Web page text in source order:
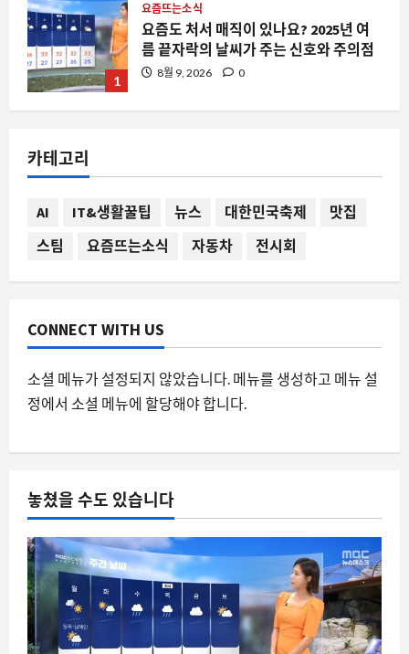
1
요즘뜨는소식
요즘도 처서 매직이 있나요? 2025년 여
름 끝자락의 날씨가 주는 신호와 주의점
8월 9, 2026 0
스팀
보 인식의 혼란
여름철 편의점 생수 공짜 이벤트, 왜 매일
오후 2시가 핫한가
5
스팀 커뮤니티의 ‘그로리어스’ 열풍과 디
지털 문화의 새로운 흐름
8월 9, 2026
카테고리
AI IT&생활꿀팁 뉴스 대한민국축제
맛집
스팀
요즘뜨는소식 자동차 전시회
CONNECT WITH US
소셜 메뉴가 설정되지 않았습니다. 메뉴를 생성하고 메뉴 설
정에서 소셜 메뉴에 할당해야 합니다.
놓쳤을 수도 있습니다